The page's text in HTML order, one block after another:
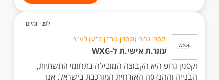
לפני יומיים
וקסמן גרופ (וקסמן גוברין גבע) בע"מ
עוזר.ת אישי.ת ל-WXG
וקסמן גרופ היא הקבוצה המובילה בתחומי התשתיות,
הבנייה וההנדסה האזרחית המורכבת בישראל. אנו